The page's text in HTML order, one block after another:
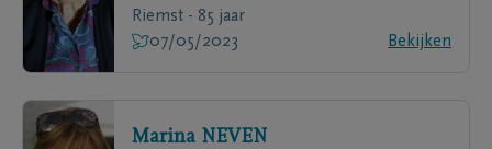
Riemst - 85 jaar
07/05/2023
Bekijken
Marina NEVEN